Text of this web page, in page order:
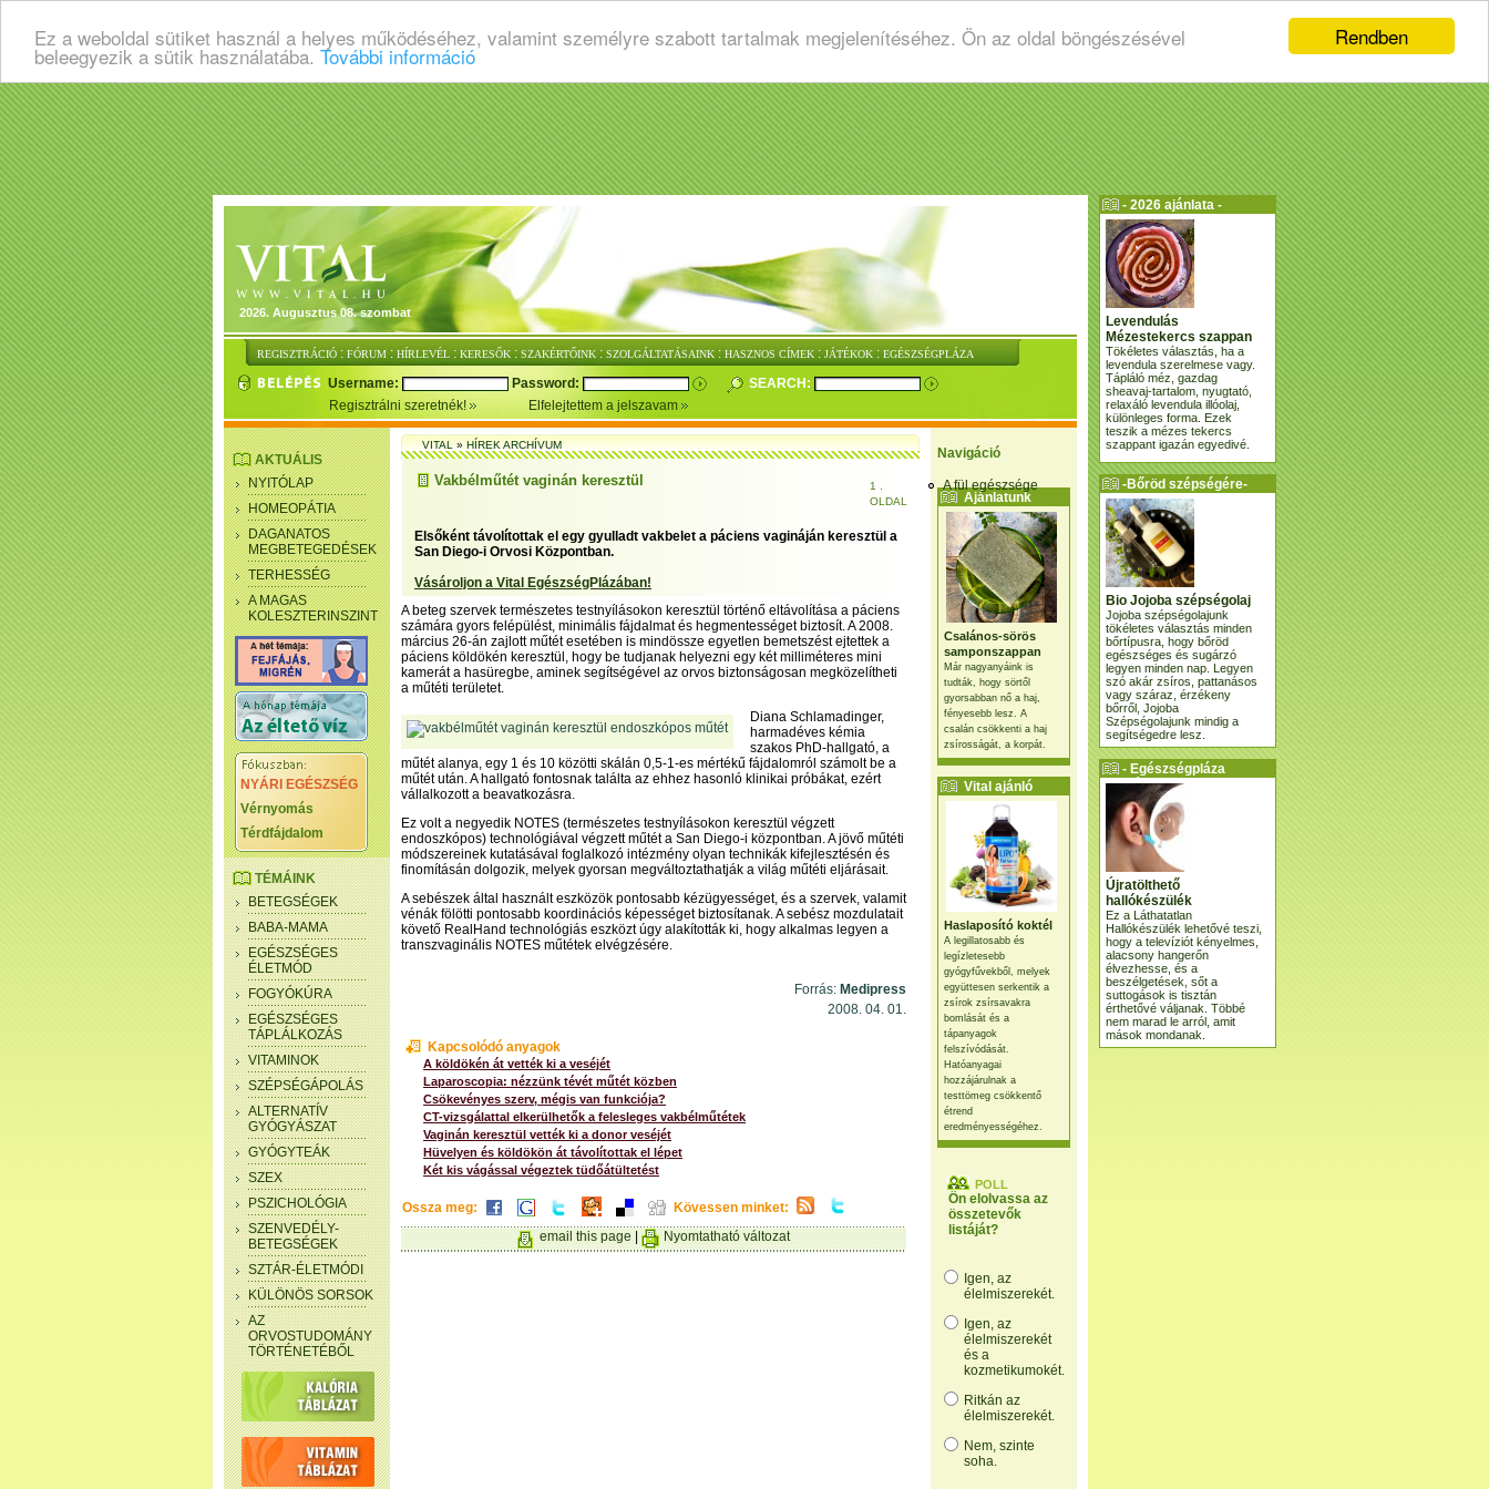
Rendben
Ez a weboldal sütiket használ a helyes működéséhez, valamint személyre szabott tartalmak megjelenítéséhez. Ön az oldal böngészésével
beleegyezik a sütik használatába. További információ
2026. Augusztus 08. szombat
REGISZTRÁCIÓ : FÓRUM : HÍRLEVÉL : KERESŐK : SZAKÉRTŐINK : SZOLGÁLTATÁSAINK : HASZNOS CÍMEK : JÁTÉKOK : EGÉSZSÉGPLÁZA
Username: Password:
SEARCH:
Regisztrálni szeretnék!
Elfelejtettem a jelszavam
Navigáció
A fül egészsége
Ajánlatunk
Csalános-sörös
samponszappan
Már nagyanyáink is
tudták, hogy sörtől
gyorsabban nő a haj,
fényesebb lesz. A
csalán csökkenti a haj
zsírosságát, a korpát.
Vital ajánló
Haslaposító koktél
A legillatosabb és
legízletesebb
gyógyfűvekből, melyek
együttesen serkentik a
zsírok zsírsavakra
bomlását és a
tápanyagok
felszívódását.
Hatóanyagai
hozzájárulnak a
testtömeg csökkentő
étrend
eredményességéhez.
POLL
Ön elolvassa az
összetevők
listáját?
Igen, az
élelmiszerekét.
Igen, az
élelmiszerekét
és a
kozmetikumokét.
Ritkán az
élelmiszerekét.
Nem, szinte
soha.
AKTUÁLIS
NYITÓLAP
HOMEOPÁTIA
DAGANATOS
MEGBETEGEDÉSEK
TERHESSÉG
A MAGAS
KOLESZTERINSZINT
NYÁRI EGÉSZSÉG
Vérnyomás
Térdfájdalom
TÉMÁINK
BETEGSÉGEK
BABA-MAMA
EGÉSZSÉGES
ÉLETMÓD
FOGYÓKÚRA
EGÉSZSÉGES
TÁPLÁLKOZÁS
VITAMINOK
SZÉPSÉGÁPOLÁS
ALTERNATÍV
GYÓGYÁSZAT
GYÓGYTEÁK
SZEX
PSZICHOLÓGIA
SZENVEDÉLY-
BETEGSÉGEK
SZTÁR-ÉLETMÓDI
KÜLÖNÖS SORSOK
AZ
ORVOSTUDOMÁNY
TÖRTÉNETÉBŐL
VITAL»HÍREK ARCHÍVUM
Vakbélműtét vaginán keresztül
1 .
OLDAL
Elsőként távolítottak el egy gyulladt vakbelet a páciens vagináján keresztül a
San Diego-i Orvosi Központban.
Vásároljon a Vital EgészségPlázában!
A beteg szervek természetes testnyílásokon keresztül történő eltávolítása a páciens
számára gyors felépülést, minimális fájdalmat és hegmentességet biztosít. A 2008.
március 26-án zajlott műtét esetében is mindössze egyetlen bemetszést ejtettek a
páciens köldökén keresztül, hogy be tudjanak helyezni egy két milliméteres mini
kamerát a hasüregbe, aminek segítségével az orvos biztonságosan megközelítheti
a műtéti területet.
Diana Schlamadinger,
harmadéves kémia
szakos PhD-hallgató, a
műtét alanya, egy 1 és 10 közötti skálán 0,5-1-es mértékű fájdalomról számolt be a
műtét után. A hallgató fontosnak találta az ehhez hasonló klinikai próbákat, ezért
vállalkozott a beavatkozásra.
Ez volt a negyedik NOTES (természetes testnyílásokon keresztül végzett
endoszkópos) technológiával végzett műtét a San Diego-i központban. A jövő műtéti
módszereinek kutatásával foglalkozó intézmény olyan technikák kifejlesztésén és
finomításán dolgozik, melyek gyorsan megváltoztathatják a világ műtéti eljárásait.
A sebészek által használt eszközök pontosabb kézügyességet, és a szervek, valamit
vénák fölötti pontosabb koordinációs képességet biztosítanak. A sebész mozdulatait
követő RealHand technológiás eszközt úgy alakították ki, hogy alkalmas legyen a
transzvaginális NOTES műtétek elvégzésére.
Forrás: Medipress
2008. 04. 01.
Kapcsolódó anyagok
A köldökén át vették ki a veséjét
Laparoscopia: nézzünk tévét műtét közben
Csökevényes szerv, mégis van funkciója?
CT-vizsgálattal elkerülhetők a felesleges vakbélműtétek
Vaginán keresztül vették ki a donor veséjét
Hüvelyen és köldökön át távolítottak el lépet
Két kis vágással végeztek tüdőátültetést
Ossza meg:
Kövessen minket:
email this page
Nyomtatható változat
- 2026 ajánlata -
Levendulás
Mézestekercs szappan
Tökéletes választás, ha a
levendula szerelmese vagy.
Tápláló méz, gazdag
sheavaj-tartalom, nyugtató,
relaxáló levendula illóolaj,
különleges forma. Ezek
teszik a mézes tekercs
szappant igazán egyedivé.
-Bőröd szépségére-
Bio Jojoba szépségolaj
Jojoba szépségolajunk
tökéletes választás minden
bőrtípusra, hogy bőröd
egészséges és sugárzó
legyen minden nap. Legyen
szó akár zsíros, pattanásos
vagy száraz, érzékeny
bőrről, Jojoba
Szépségolajunk mindig a
segítségedre lesz.
- Egészségpláza
ajánlatunk -
Újratölthető
hallókészülék
Ez a Láthatatlan
Hallókészülék lehetővé teszi,
hogy a televíziót kényelmes,
alacsony hangerőn
élvezhesse, és a
beszélgetések, sőt a
suttogások is tisztán
érthetővé váljanak. Többé
nem marad le arról, amit
mások mondanak.